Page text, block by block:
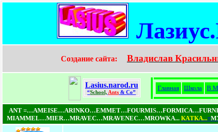
Создание сайта: Владислав
Lasius.narod.ru
“School, Ants & Co”
Главная Школа В
ANT
MIAMMEL…MIER…MRAVEC…MRAVENEC…MROWKA... КAТКA...=